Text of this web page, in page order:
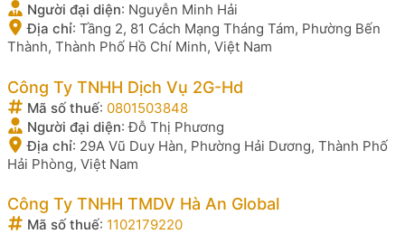
Người đại diện: Nguyễn Minh Hải
Địa chỉ: Tầng 2, 81 Cách Mạng Tháng Tám, Phường Bến
Thành, Thành Phố Hồ Chí Minh, Việt Nam
Công Ty TNHH Dịch Vụ 2G-Hd
Mã số thuế: 0801503848
Người đại diện:Đỗ Thị Phương
Địa chỉ: 29A Vũ Duy Hàn, Phường Hải Dương, Thành Phố
Hải Phòng, Việt Nam
Công Ty TNHH TMDV Hà An Global
Mã số thuế: 1102179220